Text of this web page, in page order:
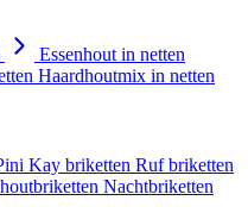
Essenhout in netten
Haardhoutmix in netten
Kay briketten Ruf briketten
Nachtbriketten